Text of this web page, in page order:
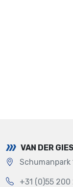
VAN DER
Schumanpark
+31 (0)55 200